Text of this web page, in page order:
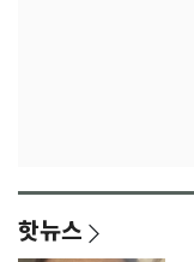
핫뉴스